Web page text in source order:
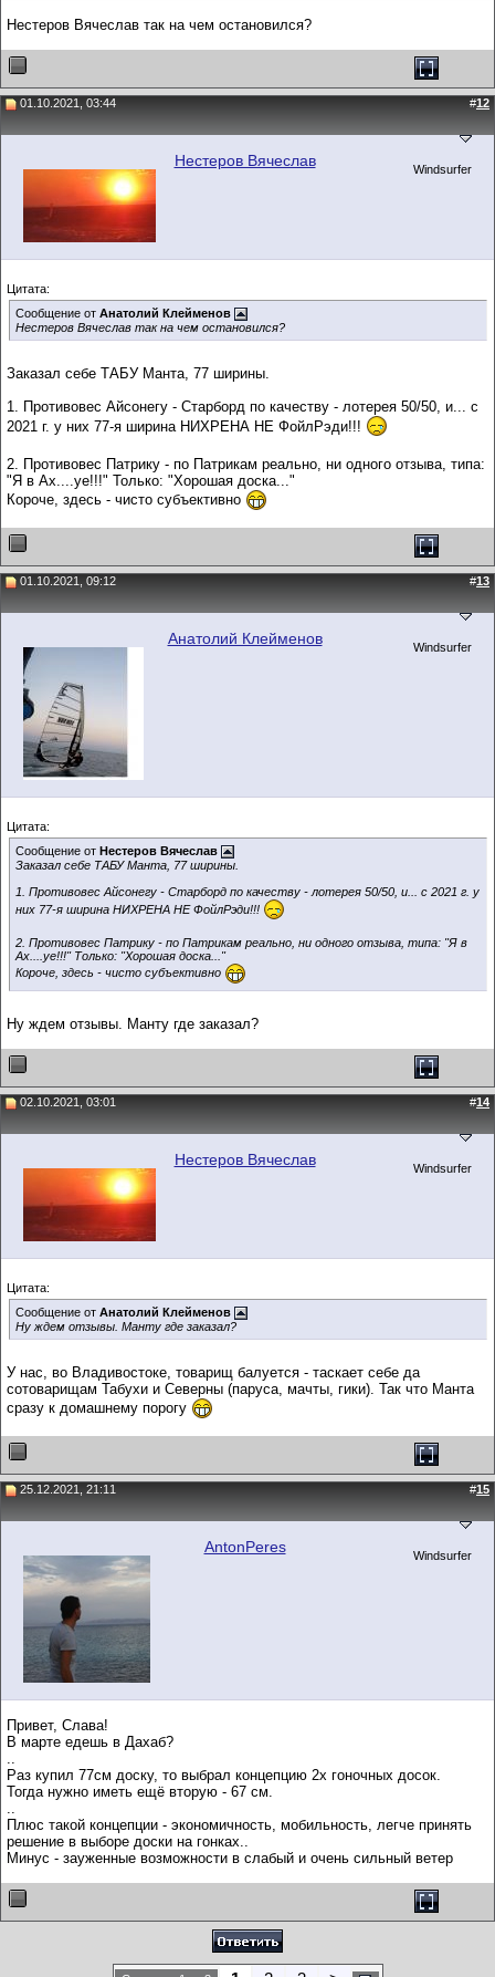
Нестеров Вячеслав так на чем остановился?
01.10.2021, 03:44 #12
Нестеров Вячеслав Windsurfer
Цитата:
Сообщение от Анатолий Клейменов
Нестеров Вячеслав так на чем остановился?
Заказал себе ТАБУ Манта, 77 ширины.
1. Противовес Айсонегу - Старборд по качеству - лотерея 50/50, и... с
2021 г. у них 77-я ширина НИХРЕНА НЕ ФойлРэди!!!
2. Противовес Патрику - по Патрикам реально, ни одного отзыва, типа:
"Я в Ах....уе!!!" Только: "Хорошая доска..."
Короче, здесь - чисто субъективно
01.10.2021, 09:12 #13
Анатолий Клейменов Windsurfer
Цитата:
Сообщение от Нестеров Вячеслав
Заказал себе ТАБУ Манта, 77 ширины.
1. Противовес Айсонегу - Старборд по качеству - лотерея 50/50, и... с 2021 г. у
них 77-я ширина НИХРЕНА НЕ ФойлРэди!!!
2. Противовес Патрику - по Патрикам реально, ни одного отзыва, типа: "Я в
Ах....уе!!!" Только: "Хорошая доска..."
Короче, здесь - чисто субъективно
Ну ждем отзывы. Манту где заказал?
02.10.2021, 03:01 #14
Нестеров Вячеслав Windsurfer
Цитата:
Сообщение от Анатолий Клейменов
Ну ждем отзывы. Манту где заказал?
У нас, во Владивостоке, товарищ балуется - таскает себе да
сотоварищам Табухи и Северны (паруса, мачты, гики). Так что Манта
сразу к домашнему порогу
25.12.2021, 21:11 #15
AntonPeres Windsurfer
Привет, Слава!
В марте едешь в Дахаб?
..
Раз купил 77см доску, то выбрал концепцию 2х гоночных досок.
Тогда нужно иметь ещё вторую - 67 см.
..
Плюс такой концепции - экономичность, мобильность, легче принять
решение в выборе доски на гонках..
Минус - зауженные возможности в слабый и очень сильный ветер